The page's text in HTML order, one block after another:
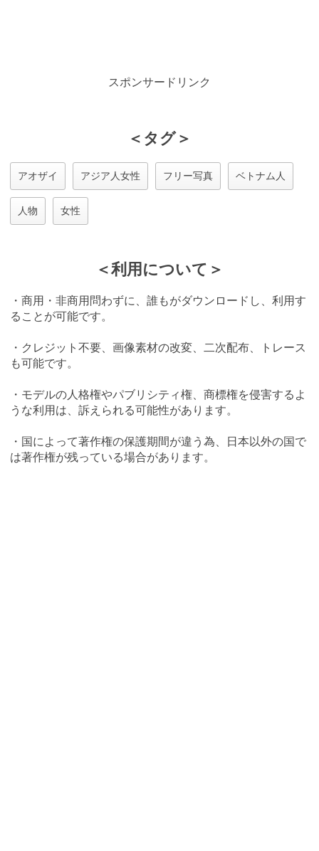
スポンサードリンク
＜タグ＞
アオザイ アジア人女性 フリー写真 ベトナム人
人物 女性
＜利用について＞
・商用・非商用問わずに、誰もがダウンロードし、利用す
ることが可能です。
・クレジット不要、画像素材の改変、二次配布、トレース
も可能です。
・モデルの人格権やパブリシティ権、商標権を侵害するよ
うな利用は、訴えられる可能性があります。
・国によって著作権の保護期間が違う為、日本以外の国で
は著作権が残っている場合があります。